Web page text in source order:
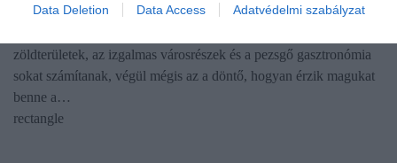
Data Deletion Data Access Adatvédelmi szabályzat
zöldterületek, az izgalmas városrészek és a pezsgő gasztronómia
sokat számítanak, végül mégis az a döntő, hogyan érzik magukat
benne a…
rectangle